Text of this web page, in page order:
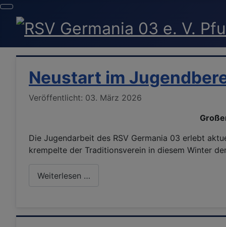
Neustart im
Details
Veröffentlicht: 03. März 2026
Die Jugendarbeit des RSV Germania 03 erlebt
krempelte der Traditionsverein in diesem Winter
Weiterlesen …